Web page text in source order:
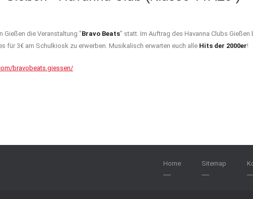
Gießen die Veranstaltung "Bravo Beats" statt. Im Auftrag des Havanna Clubs
für 3€ am Schulkiosk zu erwerben. Musikalisch erwarten euch alle Hits der 2000er!
bravobeats.giessen/
Home Sitemap